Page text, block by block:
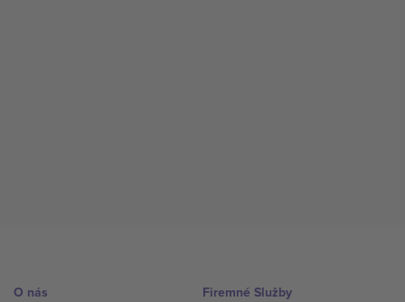
O nás
Firemné Služby